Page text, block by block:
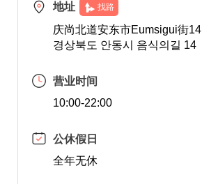
地址 找路
庆尚北道安东市Eumsigui街14
경상북도 안동시 음식의길 14
营业时间
10:00-22:00
公休假日
全年无休